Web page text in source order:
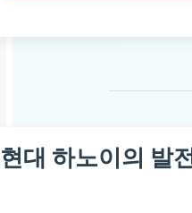
현대 하노이의 발